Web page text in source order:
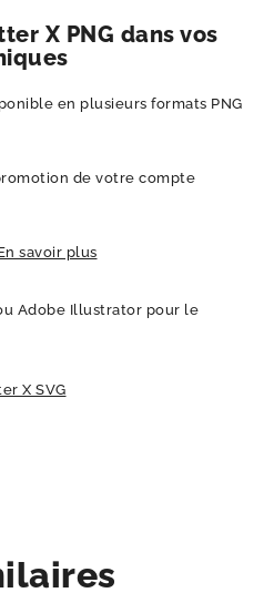
X PNG dans vos
en plusieurs formats PNG
de votre compte
savoir plus
Adobe Illustrator pour le
X SVG